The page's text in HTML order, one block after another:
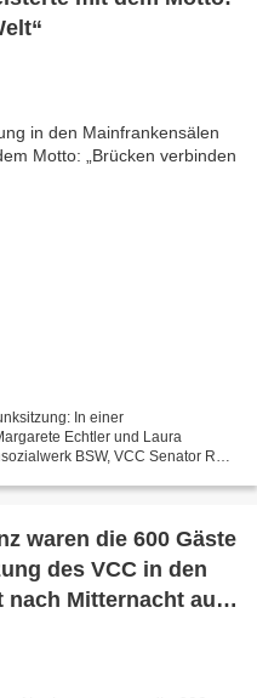
In einer
Echtler und Laura
BSW, VCC Senator Rudi
waren die 600 Gäste
VCC in den
nach Mitternacht aus